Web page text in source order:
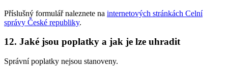
Příslušný formulář naleznete na internetových stránkách Celní
správy České republiky.
12. Jaké jsou poplatky a jak je lze uhradit
Správní poplatky nejsou stanoveny.